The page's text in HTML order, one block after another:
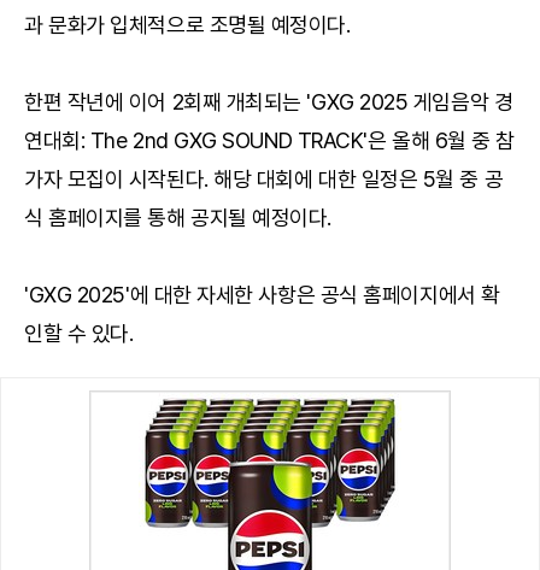
과 문화가 입체적으로 조명될 예정이다.
한편 작년에 이어 2회째 개최되는 'GXG 2025 게임음악 경
연대회: The 2nd GXG SOUND TRACK'은 올해 6월 중 참
가자 모집이 시작된다. 해당 대회에 대한 일정은 5월 중 공
식 홈페이지를 통해 공지될 예정이다.
'GXG 2025'에 대한 자세한 사항은 공식 홈페이지에서 확
인할 수 있다.